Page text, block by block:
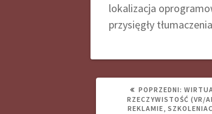
lokalizacja
przysięgły
POPRZEDNI:
WPIS:
RZECZYWISTOŚĆ (VR/
REKLAMIE,